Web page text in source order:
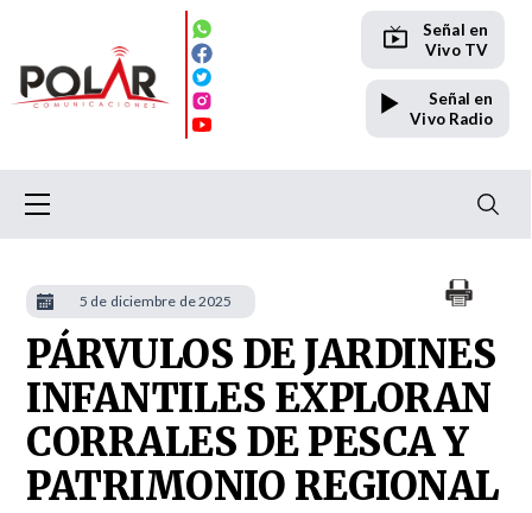
Señal en
Vivo TV
Señal en
Vivo Radio
PÁRVULOS DE JARDINES
INFANTILES EXPLORAN
CORRALES DE PESCA Y
PATRIMONIO REGIONAL
5 de diciembre de 2025